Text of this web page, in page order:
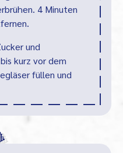
4 Minuten
und
kurz vor dem
füllen und